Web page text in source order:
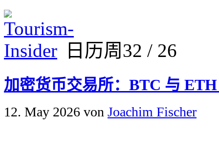
日历周32 / 26
加密货币交易所：BTC 与
12. May 2026 von Joachim Fischer